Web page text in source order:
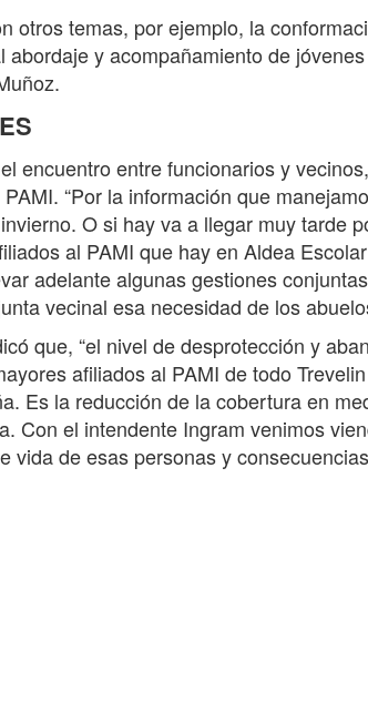
otros temas, por ejemplo, la
abordaje y acompañamiento de
encuentro entre funcionarios y
“Por la información que
O si hay va a llegar muy tarde
al PAMI que hay en Aldea
adelante algunas gestiones
vecinal esa necesidad de los
que, “el nivel de desprotección y
afiliados al PAMI de todo
Es la reducción de la cobertura en
Con el intendente Ingram venimos
vida de esas personas y